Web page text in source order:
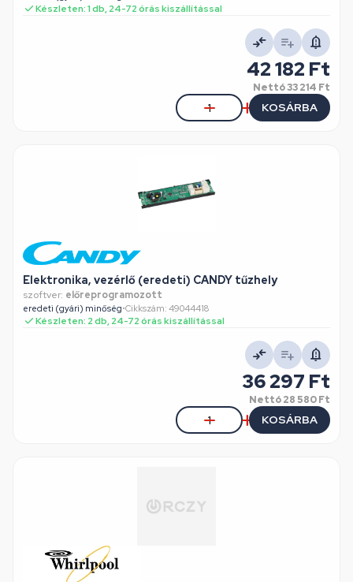
Készleten: 1 db, 24-72 órás kiszállítással
42 182 Ft
Nettó33 214 Ft
KOSÁRBA
Elektronika, vezérlő (eredeti) CANDY tűzhely
szoftver: előreprogramozott
eredeti (gyári) minőség•Cikkszám: 49044418
Készleten: 2 db, 24-72 órás kiszállítással
36 297 Ft
Nettó28 580 Ft
KOSÁRBA